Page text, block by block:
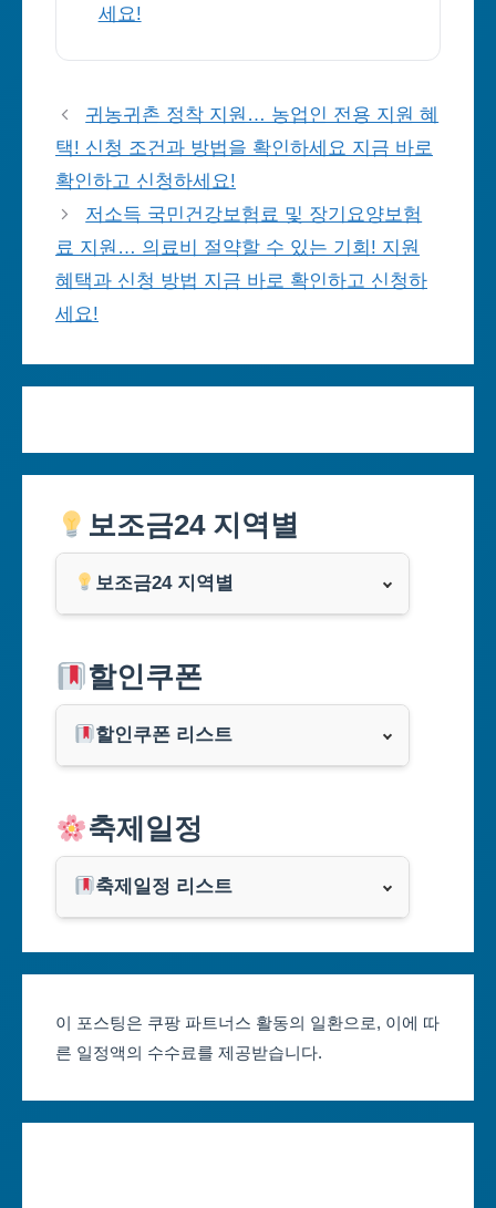
세요!
귀농귀촌 정착 지원… 농업인 전용 지원 혜
택! 신청 조건과 방법을 확인하세요 지금 바로
확인하고 신청하세요!
저소득 국민건강보험료 및 장기요양보험
료 지원… 의료비 절약할 수 있는 기회! 지원
혜택과 신청 방법 지금 바로 확인하고 신청하
세요!
보조금24 지역별
보조금24 지역별
부산광역시
대구광역시
인천광역시
광주광역시
대전광역시
할인쿠폰
할인쿠폰 리스트
쿠팡
클룩
축제일정
축제일정 리스트
대구축제 일정
인천축제 일정
이 포스팅은 쿠팡 파트너스 활동의 일환으로, 이에 따
른 일정액의 수수료를 제공받습니다.